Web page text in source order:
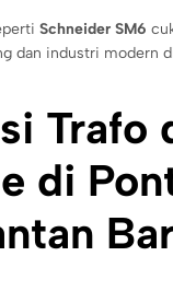
Schneider SM6
dan industri modern
Trafo
di